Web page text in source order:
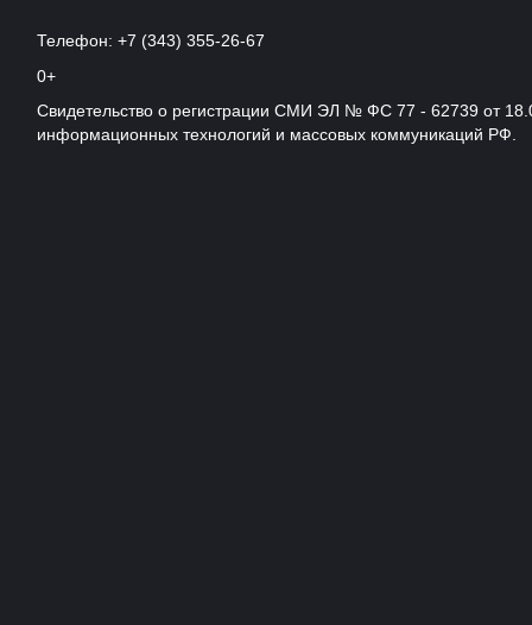
Телефон: +7 (343) 355-26-67
0+
Свидетельство о регистрации СМИ ЭЛ № ФС 77 - 62739 от
информационных технологий и массовых коммуникаций РФ.